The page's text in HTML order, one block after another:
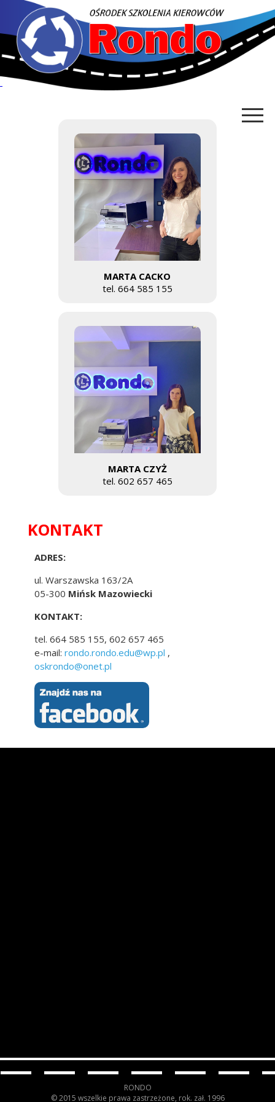
MARTA CACKO
tel. 664 585 155
MARTA CZYŻ
tel. 602 657 465
KONTAKT
ADRES:
ul. Warszawska 163/2A
05-300 Mińsk Mazowiecki
KONTAKT:
tel. 664 585 155, 602 657 465
e-mail: rondo.rondo.edu@wp.pl ,
oskrondo@onet.pl
RONDO
© 2015 wszelkie prawa zastrzeżone, rok. zał. 1996